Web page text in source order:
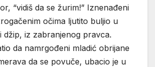
“vidiš da se žurim!” Iznenađeni
očima ljutito buljio u
džip, iz zabranjenog pravca.
da namrgođeni mladić obrijane
da se povuče, ubacio je u